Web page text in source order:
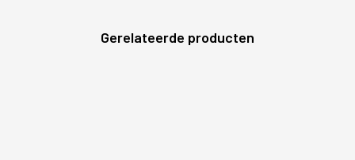
Gerelateerde producten